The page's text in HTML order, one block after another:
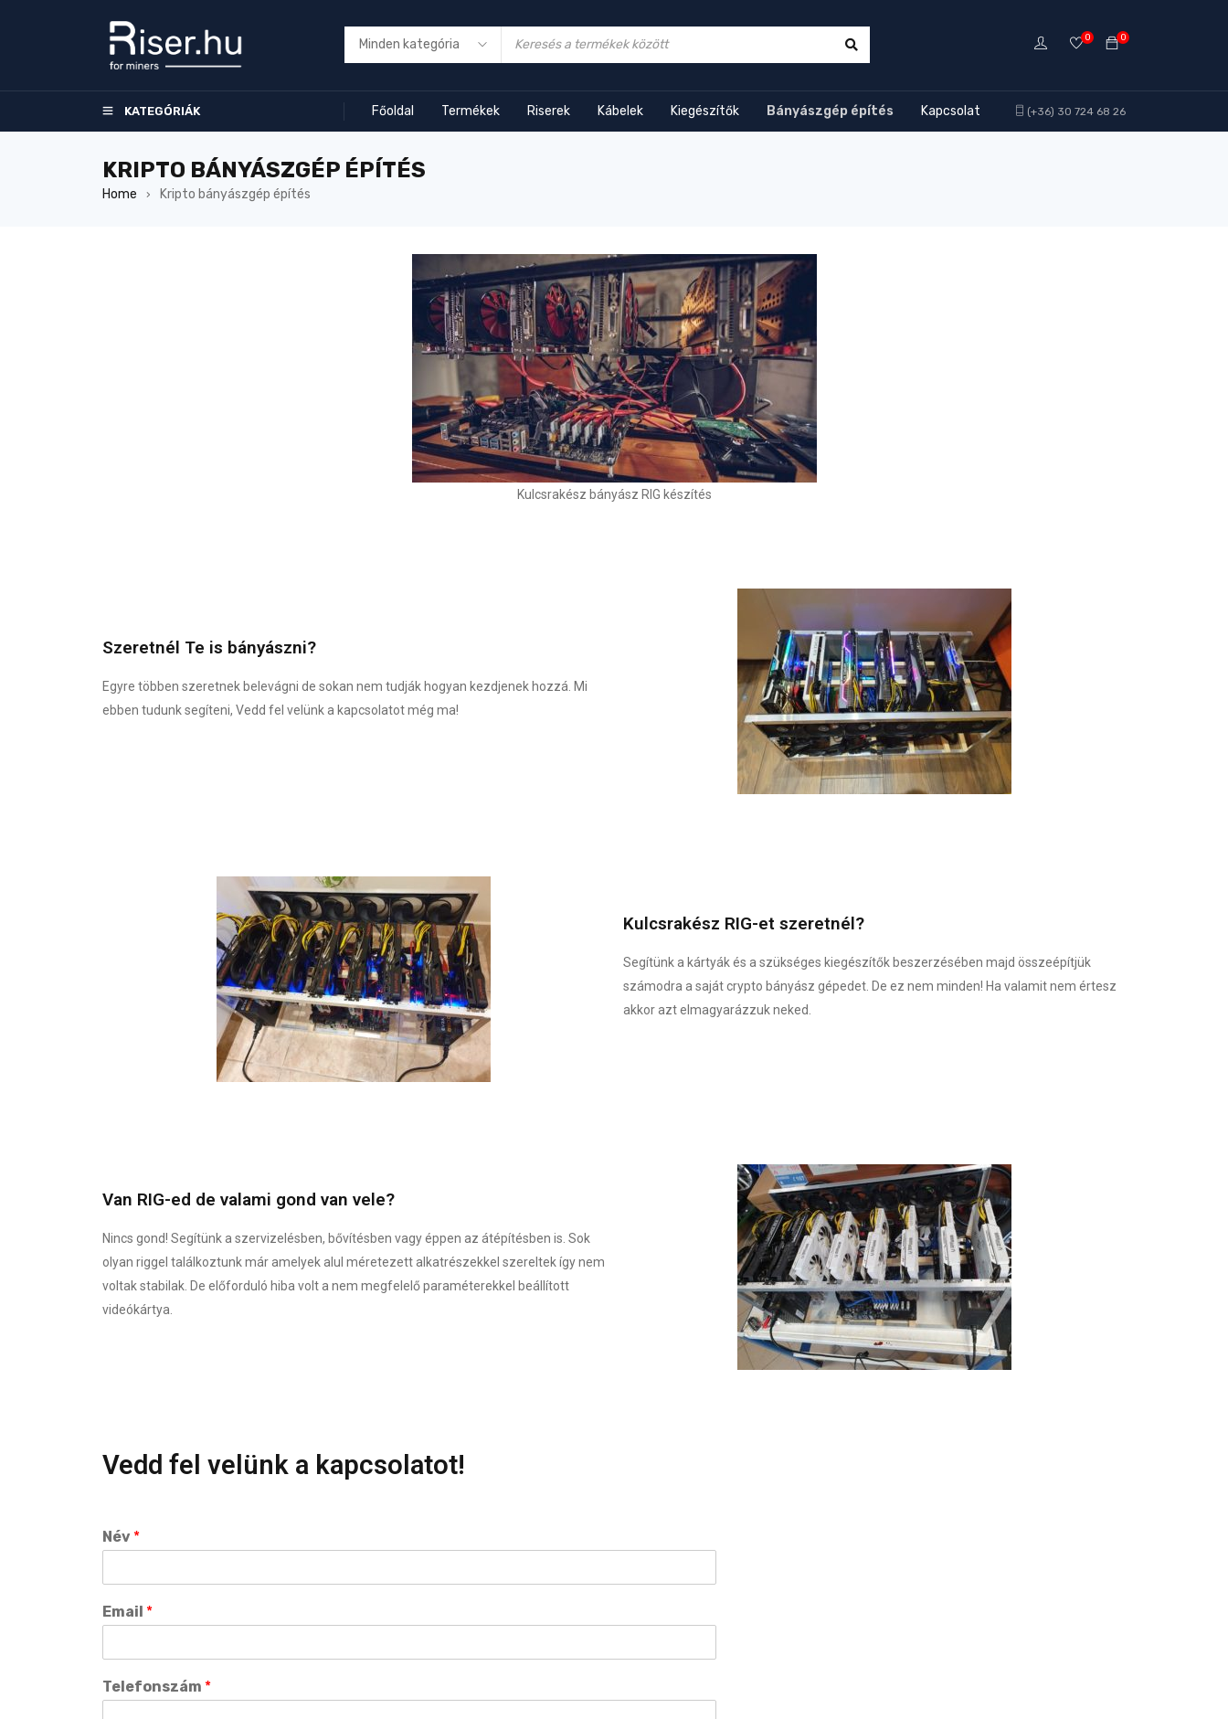
0
0
KATEGÓRIÁK Főoldal Termékek Riserek Kábelek Kiegészítők Bányászgép építés Kapcsolat (+36) 30 724 68 26
KRIPTO BÁNYÁSZGÉP ÉPÍTÉS
Home › Kripto bányászgép építés
Kulcsrakész bányász RIG készítés
Szeretnél Te is bányászni?
Egyre többen szeretnek belevágni de sokan nem tudják hogyan kezdjenek hozzá. Mi
ebben tudunk segíteni, Vedd fel velünk a kapcsolatot még ma!
Kulcsrakész RIG-et szeretnél?
Segítünk a kártyák és a szükséges kiegészítők beszerzésében majd összeépítjük
számodra a saját crypto bányász gépedet. De ez nem minden! Ha valamit nem értesz
akkor azt elmagyarázzuk neked.
Van RIG-ed de valami gond van vele?
Nincs gond! Segítünk a szervizelésben, bővítésben vagy éppen az átépítésben is. Sok
olyan riggel találkoztunk már amelyek alul méretezett alkatrészekkel szereltek így nem
voltak stabilak. De előforduló hiba volt a nem megfelelő paraméterekkel beállított
videókártya.
Vedd fel velünk a kapcsolatot!
Név *
Email *
Telefonszám *